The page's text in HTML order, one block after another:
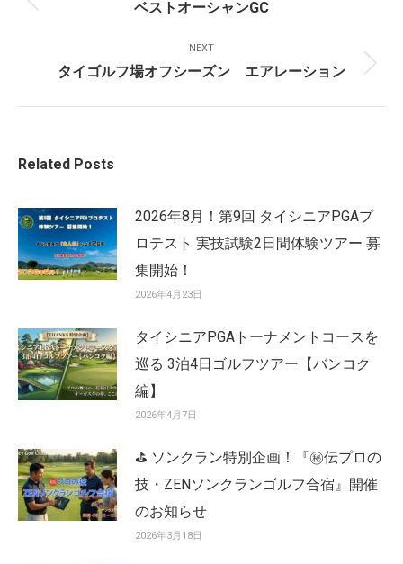
Previous
ベストオーシャンGC
NEXT
Next
タイゴルフ場オフシーズン エアレーション
Related Posts
2026年8月！第9回 タイシニアPGAプ
ロテスト 実技試験2日間体験ツアー 募
集開始！
2026年4月23日
タイシニアPGAトーナメントコースを
巡る 3泊4日ゴルフツアー【バンコク
編】
2026年4月7日
⛳ ソンクラン特別企画！『㊙️伝プロの
技・ZENソンクランゴルフ合宿』開催
のお知らせ
2026年3月18日